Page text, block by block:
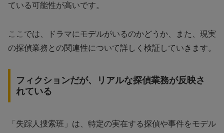
ている可能性が高いです。
ここでは、ドラマにモデルがいるのかどうか、また、現実
の探偵業務との関連性について詳しく検証していきます。
フィクションだが、リアルな探偵業務が反映さ
れている
「失踪人捜索班」は、特定の実在する探偵や事件をモデル